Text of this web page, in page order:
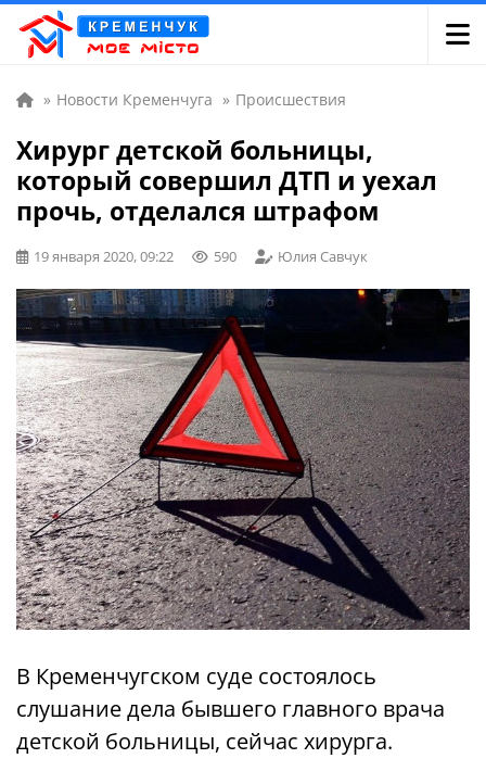
» Новости Кременчуга » Происшествия
Хирург детской больницы,
который совершил ДТП и уехал
прочь, отделался штрафом
19 января 2020, 09:22 590 Юлия Савчук
В Кременчугском суде состоялось
слушание дела бывшего главного врача
детской больницы, сейчас хирурга.